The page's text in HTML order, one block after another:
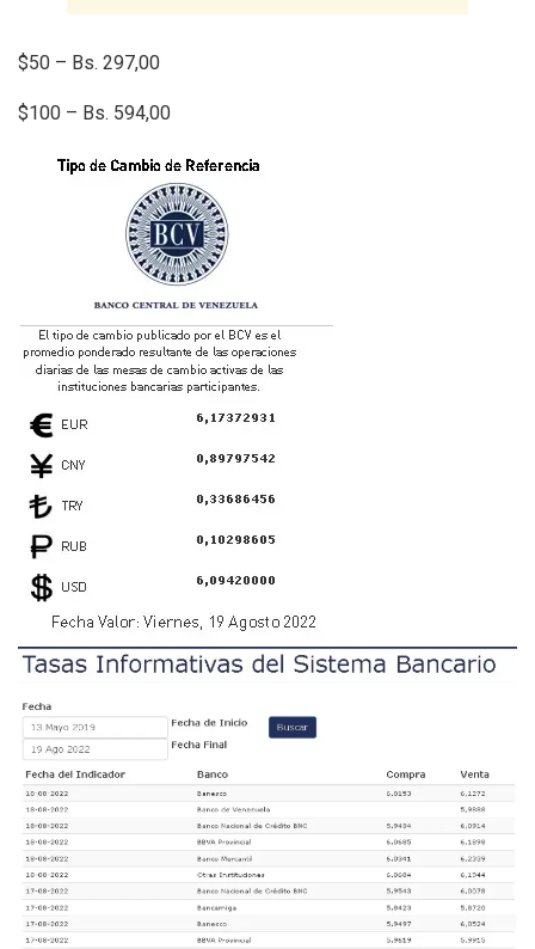
$50 – Bs. 297,00
$100 – Bs. 594,00